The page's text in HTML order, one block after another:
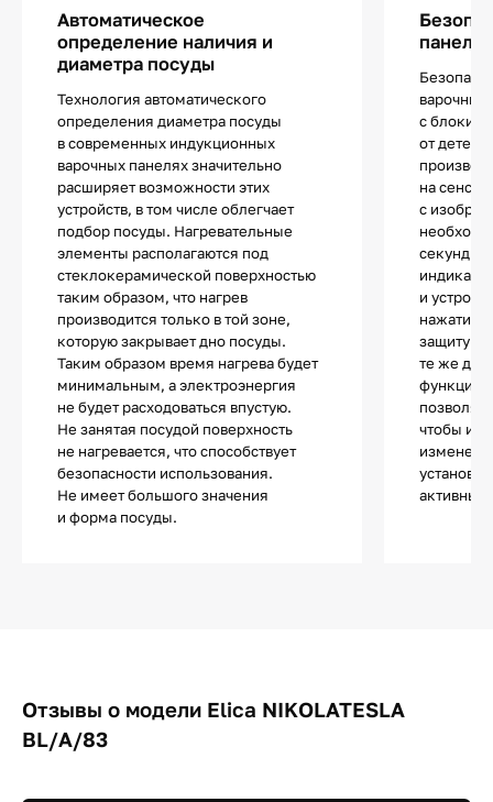
Автоматическое
определение наличия и
диаметра посуды
Технология автоматического
определения диаметра посуды
в современных индукционных
варочных панелях значительно
расширяет возможности этих
устройств, в том числе облегчает
подбор посуды. Нагревательные
элементы располагаются под
стеклокерамической поверхностью
таким образом, что нагрев
производится только в той зоне,
которую закрывает дно посуды.
Таким образом время нагрева будет
минимальным, а электроэнергия
не будет расходоваться впустую.
Не занятая посудой поверхность
не нагревается, что способствует
безопасности использования.
Не имеет большого значения
и форма посуды.
панели
варочных
с
от детей.
на
с
секунд —
и
нажатия.
защиту
те же
функция
чтобы
Отзывы о модели Elica NIKOLATESLA
BL/A/83